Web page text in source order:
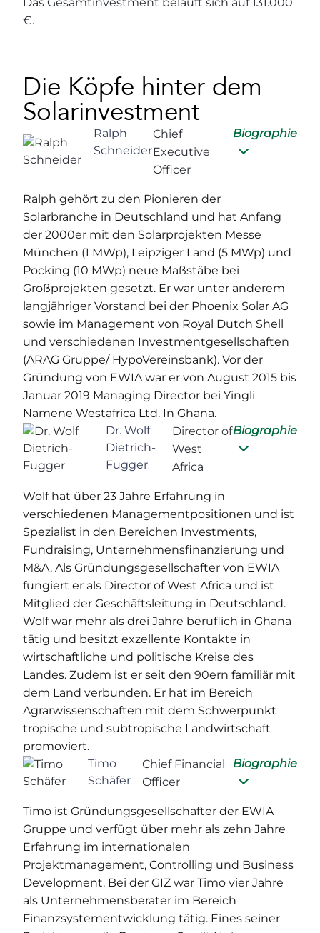
€.
Die Köpfe hinter dem
Solarinvestment
Ralph
Schneider
Chief
Executive
Officer
Biographie
Ralph gehört zu den Pionieren der
Solarbranche in Deutschland und hat Anfang
der 2000er mit den Solarprojekten Messe
München (1 MWp), Leipziger Land (5 MWp) und
Pocking (10 MWp) neue Maßstäbe bei
Großprojekten gesetzt. Er war unter anderem
langjähriger Vorstand bei der Phoenix Solar AG
sowie im Management von Royal Dutch Shell
und verschiedenen Investmentgesellschaften
(ARAG Gruppe/ HypoVereinsbank). Vor der
Gründung von EWIA war er von August 2015 bis
Januar 2019 Managing Director bei Yingli
Namene Westafrica Ltd. In Ghana.
Dr. Wolf
Dietrich-
Fugger
Director of
West
Africa
Biographie
Wolf hat über 23 Jahre Erfahrung in
verschiedenen Managementpositionen und ist
Spezialist in den Bereichen Investments,
Fundraising, Unternehmensfinanzierung und
M&A. Als Gründungsgesellschafter von EWIA
fungiert er als Director of West Africa und ist
Mitglied der Geschäftsleitung in Deutschland.
Wolf war mehr als drei Jahre beruflich in Ghana
tätig und besitzt exzellente Kontakte in
wirtschaftliche und politische Kreise des
Landes. Zudem ist er seit den 90ern familiär mit
dem Land verbunden. Er hat im Bereich
Agrarwissenschaften mit dem Schwerpunkt
tropische und subtropische Landwirtschaft
promoviert.
Timo
Schäfer
Chief Financial
Officer
Biographie
Timo ist Gründungsgesellschafter der EWIA
Gruppe und verfügt über mehr als zehn Jahre
Erfahrung im internationalen
Projektmanagement, Controlling und Business
Development. Bei der GIZ war Timo vier Jahre
als Unternehmensberater im Bereich
Finanzsystementwicklung tätig. Eines seiner